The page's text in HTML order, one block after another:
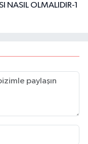
NASIL OLMALIDIR-1